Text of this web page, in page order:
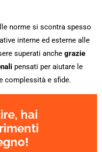
norme si scontra spesso
interne ed esterne alle
superati anche grazie
pensati per aiutare le
complessità e sfide.
hai